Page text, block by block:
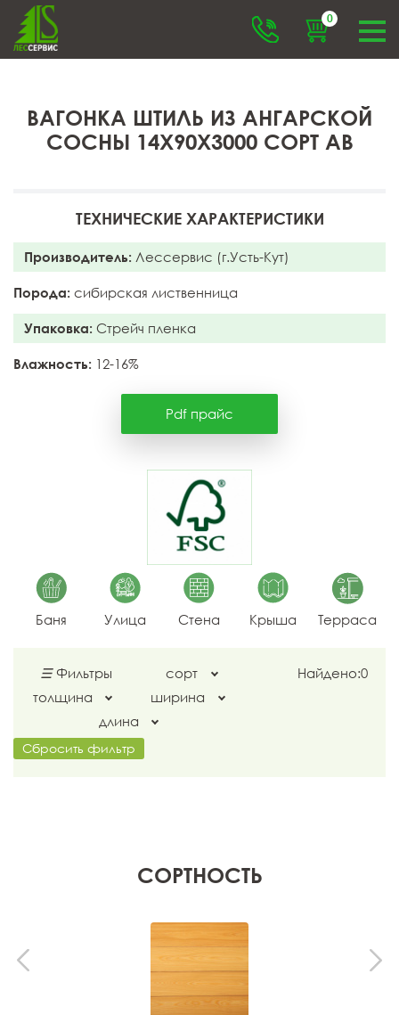
0
ВАГОНКА ШТИЛЬ ИЗ АНГАРСКОЙ
СОСНЫ 14X90X3000 СОРТ АB
ТЕХНИЧЕСКИЕ ХАРАКТЕРИСТИКИ
Производитель: Лессервис (г.Усть-Кут)
Порода: сибирская лиственница
Упаковка: Стрейч пленка
Влажность: 12-16%
Pdf прайс
Баня Улица Стена Крыша Терраса
☰ Фильтры
сорт
толщина
ширина
длина
Найдено:0
Сбросить фильтр
СОРТНОСТЬ